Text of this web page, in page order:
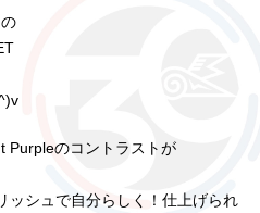
Purpleのコントラストが
ッシュで自分らしく！仕上げられ